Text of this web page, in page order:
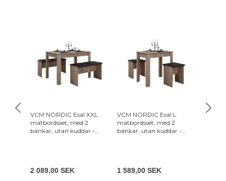
VCM NORDIC Esal XXL
matbordsset, med 2
bänkar, utan kuddar -
2 089,00 SEK
VCM NORDIC Esal L
matbordsset, med 2
bänkar, utan kuddar -
1 589,00 SEK
ACT